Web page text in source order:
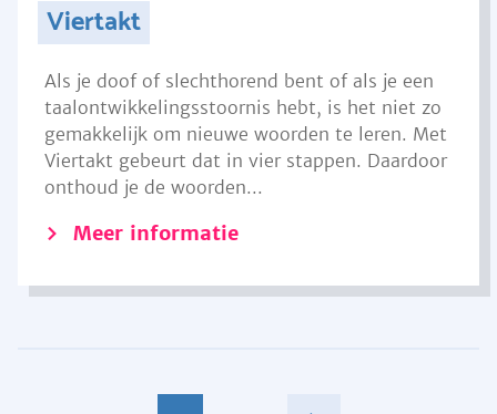
Viertakt
Als je doof of slechthorend bent of als je een
taalontwikkelingsstoornis hebt, is het niet zo
gemakkelijk om nieuwe woorden te leren. Met
Viertakt gebeurt dat in vier stappen. Daardoor
onthoud je de woorden...
Meer informatie